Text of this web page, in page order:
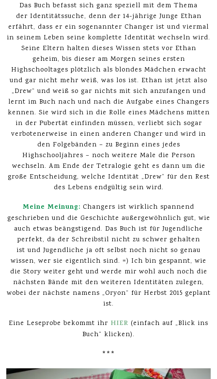
Das Buch befasst sich ganz speziell mit dem Thema
der Identitätssuche, denn der 14-jährige Junge Ethan
erfährt, dass er ein sogenannter Changer ist und viermal
in seinem Leben seine komplette Identität wechseln wird.
Seine Eltern halten dieses Wissen stets vor Ethan
geheim, bis dieser am Morgen seines ersten
Highschooltages plötzlich als blondes Mädchen erwacht
und gar nicht mehr weiß, was los ist. Ethan ist jetzt also
„Drew“ und weiß so gar nichts mit sich anzufangen und
lernt im Buch nach und nach die Aufgabe eines Changers
kennen. Sie wird sich in die Rolle eines Mädchens mitten
in der Pubertät einfinden müssen, verliebt sich sogar
verbotenerweise in einen anderen Changer und wird in
den Folgebänden – zu Beginn eines jedes
Highschooljahres – noch weitere Male die Person
wechseln. Am Ende der Tetralogie geht es dann um die
große Entscheidung, welche Identität „Drew“ für den Rest
des Lebens endgültig sein wird.
Meine Meinung: Changers ist wirklich spannend
geschrieben und die Geschichte außergewöhnlich gut, wie
auch etwas beängstigend. Das Buch ist für Jugendliche
perfekt, da der Schreibstil nicht zu schwer gehalten
ist und Jugendliche ja oft selbst noch nicht so genau
wissen, wer sie eigentlich sind. =) Ich bin gespannt, wie
die Story weiter geht und werde mir wohl auch noch die
nächsten Bände mit den weiteren Identitäten zulegen,
wobei der nächste namens „Oryon“ für Herbst 2015 geplant
ist.
Eine Leseprobe bekommt ihr HIER (einfach auf „Blick ins
Buch“ klicken).
***